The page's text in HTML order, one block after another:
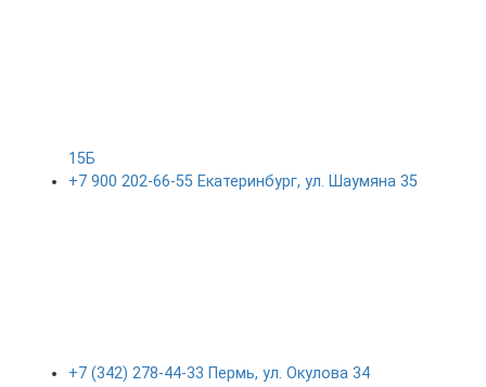
15Б
+7 900 202-66-55 Екатеринбург, ул. Шаумяна 35
+7 (342) 278-44-33 Пермь, ул. Окулова 34